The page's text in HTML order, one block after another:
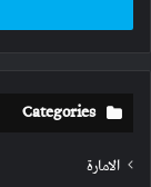
Categories
الامارة